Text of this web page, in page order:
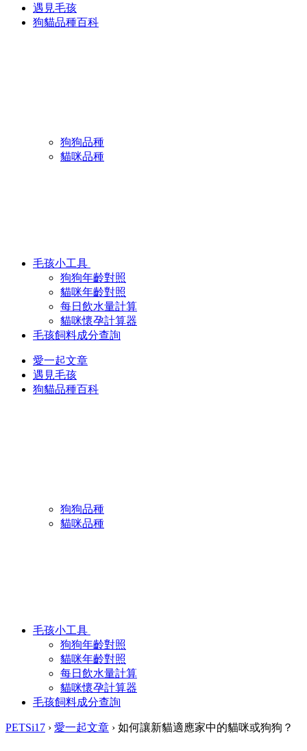
遇見毛孩
狗貓品種百科
狗狗品種
貓咪品種
毛孩小工具
狗狗年齡對照
貓咪年齡對照
每日飲水量計算
貓咪懷孕計算器
毛孩飼料成分查詢
愛一起文章
遇見毛孩
狗貓品種百科
狗狗品種
貓咪品種
毛孩小工具
狗狗年齡對照
貓咪年齡對照
每日飲水量計算
貓咪懷孕計算器
毛孩飼料成分查詢
PETSi17 › 愛一起文章 › 如何讓新貓適應家中的貓咪或狗狗？